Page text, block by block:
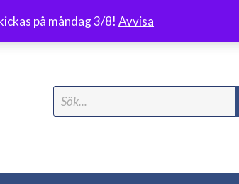
på måndag 3/8! Avvisa
Search
for: